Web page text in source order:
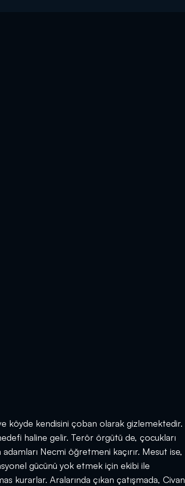
köyde kendisini çoban olarak gizlemektedir.
haline gelir. Terör örgütü de, çocukları
Necmi öğretmeni kaçırır. Mesut ise,
gücünü yok etmek için ekibi ile
kurarlar. Aralarında çıkan çatışmada, Civan